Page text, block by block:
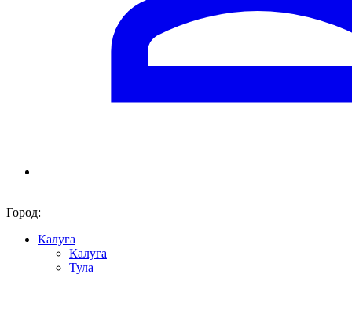
Город:
Калуга
Калуга
Тула